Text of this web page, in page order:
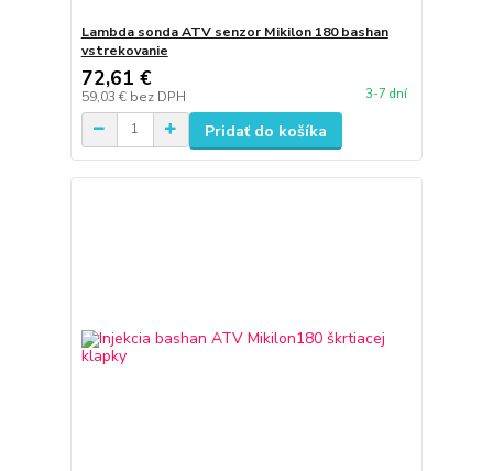
Lambda sonda ATV senzor Mikilon 180 bashan
vstrekovanie
72,61 €
59,03 € bez DPH 3-7 dní
Pridať do košíka